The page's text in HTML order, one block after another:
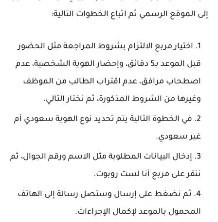
إلى الموقع الرسمي ثم اتباع الخطوات التالية:
اختيار مربع الالتزام بشروط المراجعة مثل الحضور
قبل الموعد بـ5 دقائق، وإحضار الهوية الشخصية، عدم
اصطحاب مرافق، عدم اقتراب الطالب من الموظف
وغيرها من الشروط المذكورة، ثم نختار التالي.
في الخطوة التالية يتم تحديد نوع الهوية سعودي أم
غير سعودي.
إدخال البيانات المطلوبة مثل الاسم ورقم الجوال، ثم
ننقر على مربع أنا لست روبوت.
ثم نضغط على إرسال وستصل رسالة إلى الهاتف
المحمول بالموعد لإكمال الإجراءات.